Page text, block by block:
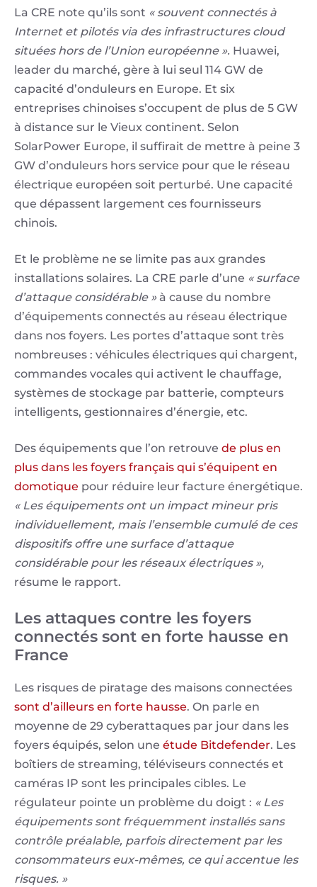
La CRE note qu’ils sont « souvent connectés à
Internet et pilotés via des infrastructures cloud
situées hors de l’Union européenne ». Huawei,
leader du marché, gère à lui seul 114 GW de
capacité d’onduleurs en Europe. Et six
entreprises chinoises s’occupent de plus de 5 GW
à distance sur le Vieux continent. Selon
SolarPower Europe, il suffirait de mettre à peine 3
GW d’onduleurs hors service pour que le réseau
électrique européen soit perturbé. Une capacité
que dépassent largement ces fournisseurs
chinois.
Et le problème ne se limite pas aux grandes
installations solaires. La CRE parle d’une « surface
d’attaque considérable »à cause du nombre
d’équipements connectés au réseau électrique
dans nos foyers. Les portes d’attaque sont très
nombreuses : véhicules électriques qui chargent,
commandes vocales qui activent le chauffage,
systèmes de stockage par batterie, compteurs
intelligents, gestionnaires d’énergie, etc.
Des équipements que l’on retrouve de plus en
plus dans les foyers français qui s’équipent en
domotique pour réduire leur facture énergétique.
« Les équipements ont un impact mineur pris
individuellement, mais l’ensemble cumulé de ces
dispositifs offre une surface d’attaque
considérable pour les réseaux électriques »,
résume le rapport.
Les attaques contre les foyers
connectés sont en forte hausse en
France
Les risques de piratage des maisons connectées
sont d’ailleurs en forte hausse. On parle en
moyenne de 29 cyberattaques par jour dans les
foyers équipés, selon une étude Bitdefender. Les
boîtiers de streaming, téléviseurs connectés et
caméras IP sont les principales cibles. Le
régulateur pointe un problème du doigt : « Les
équipements sont fréquemment installés sans
contrôle préalable, parfois directement par les
consommateurs eux-mêmes, ce qui accentue les
risques. »